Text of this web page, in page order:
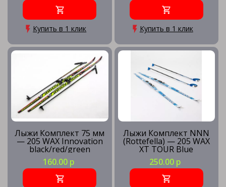
Купить в 1 клик Купить в 1 клик
Лыжи Комплект 75 мм
— 205 WAX Innovation
black/red/green
160.00 р
Лыжи Комплект NNN
(Rottefella) — 205 WAX
XT TOUR Blue
250.00 р